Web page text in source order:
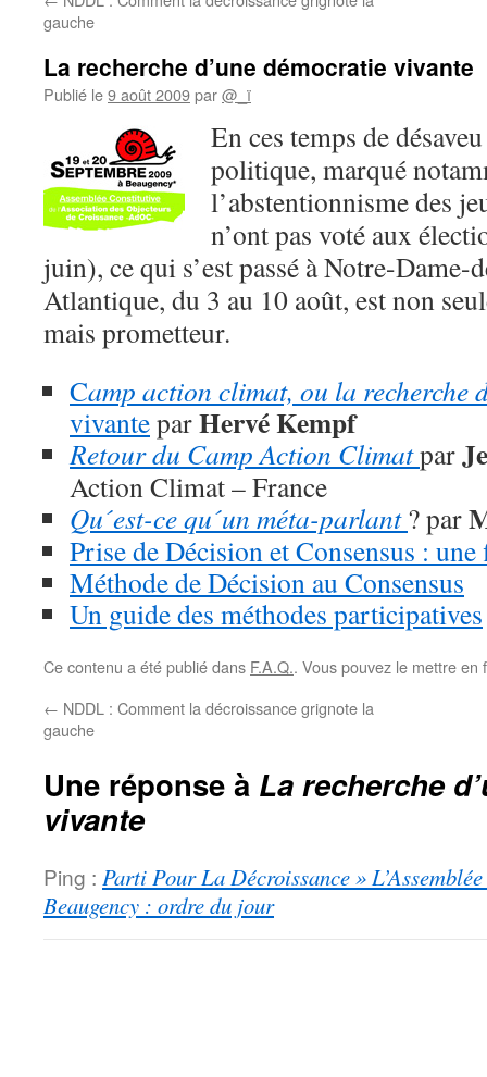
gauche
La recherche d’une démocratie vivante
Publié le9 août 2009par@_ï
Ences temps de
politique, marqué
l’abstentionnisme des
n’ont pas voté aux
juin), ce qui s’est passé à Notre-
Atlantique, du 3 au 10 août, est non
mais prometteur.
Camp action climat, ou la recherche
vivanteparHervé Kempf
Retour du Camp Action ClimatparJ
Action Climat – France
Qu´est-ce qu´un méta-parlant? par
Prise de Décision et Consensus :
Méthode de Décision au Consensus
Un guide des méthodes participatives
Ce contenu a été publié dans F.A.Q.. Vous pouvez le mettre
← NDDL : Comment la décroissance grignote la
gauche
Une réponse à La recherche
vivante
Ping : Parti Pour La Décroissance »
Beaugency : ordre du jour